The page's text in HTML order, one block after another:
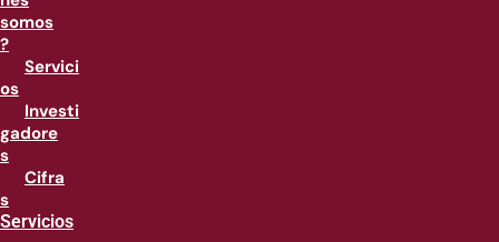
somos
?
Servici
os
Investi
gadore
s
Cifra
s
Servicios